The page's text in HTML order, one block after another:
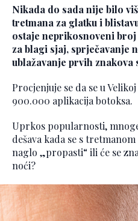
Nikada do sada nije bilo
tretmana za glatku i
ostaje neprikosnoveni
za blagi sjaj, sprječavanje
ublažavanje prvih znakova
Procjenjuje se da se u
900.000 aplikacija botoksa.
Uprkos popularnosti,
dešava kada se s
naglo „propasti“ ili će se
noći?